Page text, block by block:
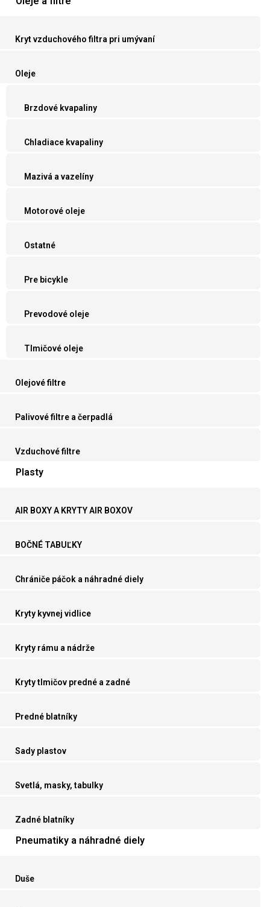
Kryt vzduchového filtra pri umývaní
Oleje
Brzdové kvapaliny
Chladiace kvapaliny
Mazivá a vazelíny
Motorové oleje
Ostatné
Pre bicykle
Prevodové oleje
Tlmičové oleje
Olejové filtre
Palivové filtre a čerpadlá
Vzduchové filtre
Plasty
AIR BOXY A KRYTY AIR BOXOV
BOČNÉ TABUĽKY
Chrániče páčok a náhradné diely
Kryty kyvnej vidlice
Kryty rámu a nádrže
Kryty tlmičov predné a zadné
Predné blatníky
Sady plastov
Svetlá, masky, tabulky
Zadné blatníky
Pneumatiky a náhradné diely
Duše